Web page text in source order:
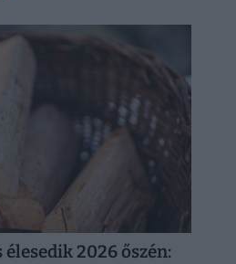
2026 őszén: